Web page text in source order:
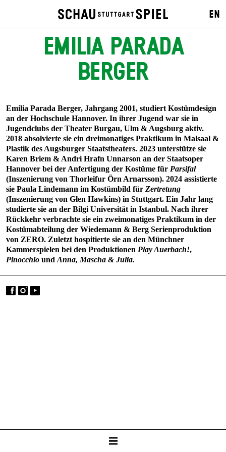
EN
EMILIA PARADA
BERGER
Emilia Parada Berger, Jahrgang 2001, studiert Kostümdesign
an der Hochschule Hannover. In ihrer Jugend war sie in
Jugendclubs der Theater Burgau, Ulm & Augsburg aktiv.
2018 absolvierte sie ein dreimonatiges Praktikum in Malsaal &
Plastik des Augsburger Staatstheaters. 2023 unterstütze sie
Karen Briem & Andri Hrafn Unnarson an der Staatsoper
Hannover bei der Anfertigung der Kostüme für Parsifal
(Inszenierung von Thorleifur Örn Arnarsson). 2024 assistierte
sie Paula Lindemann im Kostümbild für Zertretung
(Inszenierung von Glen Hawkins) in Stuttgart. Ein Jahr lang
studierte sie an der Bilgi Universität in Istanbul. Nach ihrer
Rückkehr verbrachte sie ein zweimonatiges Praktikum in der
Kostümabteilung der Wiedemann & Berg Serienproduktion
von ZERO. Zuletzt hospitierte sie an den Münchner
Kammerspielen bei den Produktionen Play Auerbach!,
Pinocchio und Anna, Mascha & Julia.